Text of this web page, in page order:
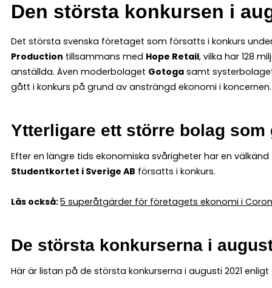
Den största konkursen i
Det största svenska företaget som försatts i konkurs
Production tillsammans med Hope Retail, vilka har 128
anställda. Även moderbolaget Gotoga samt
gått i konkurs på grund av ansträngd ekonomi i koncernen.
Ytterligare ett större bolag
Efter en längre tids ekonomiska svårigheter har en
Studentkortet i Sverige AB försatts i konkurs.
Läs också:5 superåtgärder för företagets ekonomi i
De största konkurserna i
Här är listan på de största konkurserna i augusti 2021 enligt